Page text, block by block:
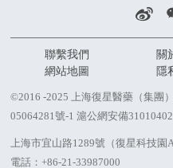
聯繫我們 關
網站地圖
隱
©2016 -2025 上海復星醫藥（集團
05064281號-1 滬公網安備
上海市宜山路1289號（復星科技園A
電話：+86-21-33987000